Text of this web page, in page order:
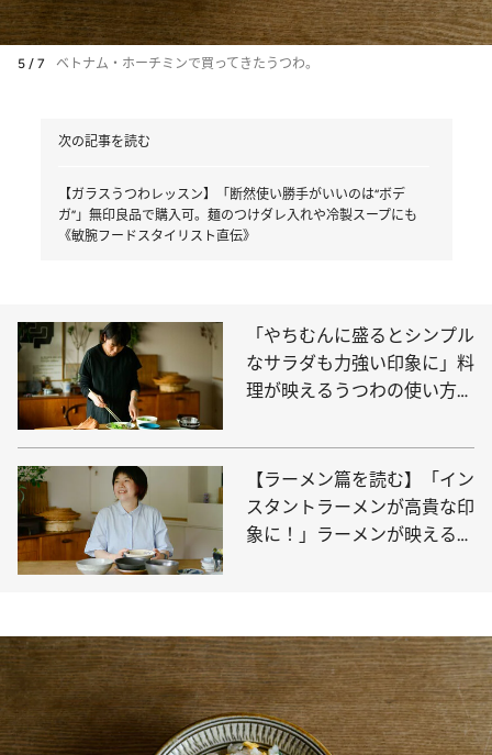
5 / 7 ベトナム・ホーチミンで買ってきたうつわ。
次の記事を読む
【ガラスうつわレッスン】「断然使い勝手がいいのは“ボデ
ガ”」無印良品で購入可。麺のつけダレ入れや冷製スープにも
《敏腕フードスタイリスト直伝》
「やちむんに盛るとシンプル
なサラダも力強い印象に」料
理が映えるうつわの使い方
リストが愛用品で伝授》
【ラーメン篇を読む】「イン
スタントラーメンが高貴な印
象に！」ラーメンが映えるう